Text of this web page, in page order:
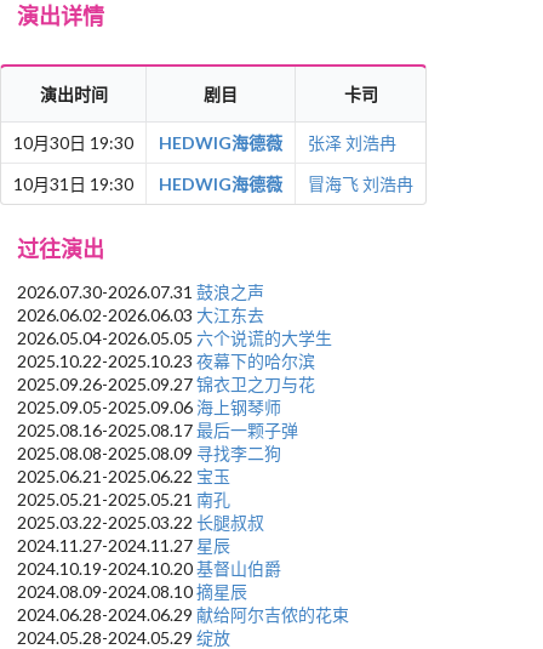
演出详情
演出时间 剧目 卡司
10月30日 19:30 HEDWIG海德薇 张泽刘浩冉
10月31日 19:30
HEDWIG海德薇 冒海飞刘浩冉
过往演出
2026.07.30-2026.07.31 鼓浪之声
2026.06.02-2026.06.03 大江东去
2026.05.04-2026.05.05 六个说谎的大学生
2025.10.22-2025.10.23 夜幕下的哈尔滨
2025.09.26-2025.09.27锦衣卫之刀与花
2025.09.05-2025.09.06 海上钢琴师
2025.08.16-2025.08.17最后一颗子弹
2025.08.08-2025.08.09 寻找李二狗
2025.06.21-2025.06.22 宝玉
2025.05.21-2025.05.21 南孔
2025.03.22-2025.03.22 长腿叔叔
2024.11.27-2024.11.27 星辰
2024.10.19-2024.10.20基督山伯爵
2024.08.09-2024.08.10摘星辰
2024.06.28-2024.06.29 献给阿尔吉侬的花束
2024.05.28-2024.05.29 绽放